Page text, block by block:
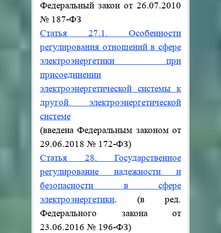
Федеральный закон от 26.07.2010
№ 187-ФЗ
Статья 27.1. Особенности
регулирования отношений в сфере
электроэнергетики при
присоединении
электроэнергетической системы к
другой электроэнергетической
системе
(введена Федеральным законом от
29.06.2018 № 172-ФЗ)
Статья 28. Государственное
регулирование надежности и
безопасности в сфере
электроэнергетики. (в ред.
Федерального закона от
23.06.2016 № 196-ФЗ)